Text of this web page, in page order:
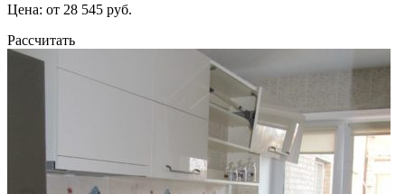
Цена: от 28 545 руб.
Рассчитать